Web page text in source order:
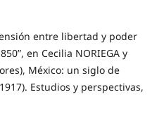
entre libertad y poder
en Cecilia NORIEGA y
México: un siglo de
Estudios y perspectivas,